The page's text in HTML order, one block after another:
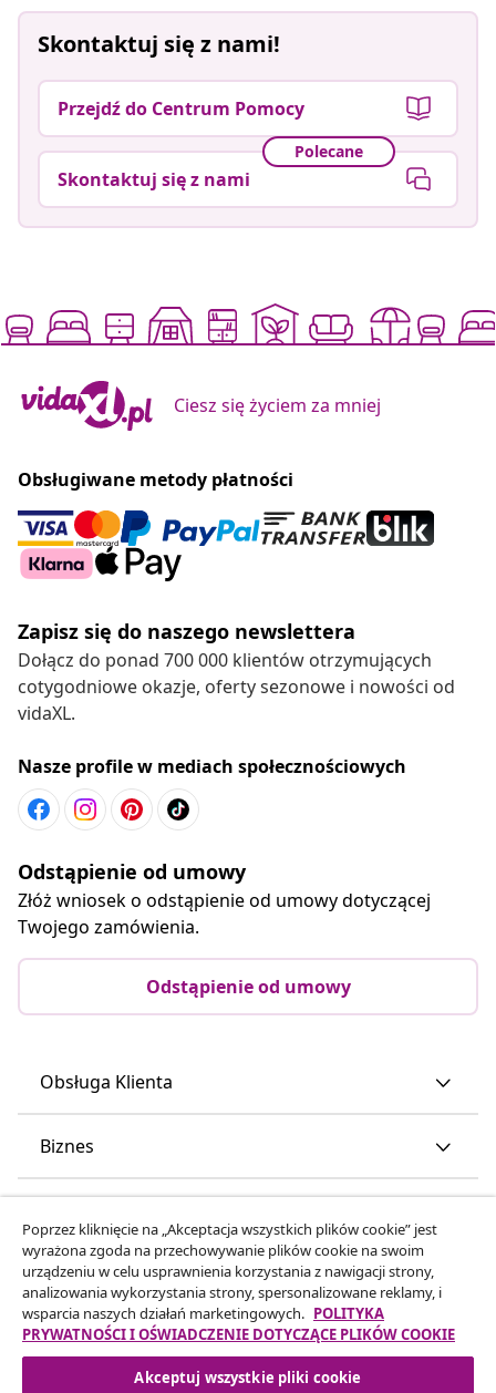
Skontaktuj się z nami!
Przejdź do Centrum Pomocy
Polecane
Skontaktuj się z nami
Ciesz się życiem za mniej
Obsługiwane metody płatności
Zapisz się do naszego newslettera
Dołącz do ponad 700 000 klientów otrzymujących
cotygodniowe okazje, oferty sezonowe i nowości od
vidaXL.
Nasze profile w mediach społecznościowych
Odstąpienie od umowy
Złóż wniosek o odstąpienie od umowy dotyczącej
Twojego zamówienia.
Odstąpienie od umowy
Obsługa Klienta
Biznes
Odkryj więcej
Poprzez kliknięcie na „Akceptacja wszystkich plików cookie” jest
wyrażona zgoda na przechowywanie plików cookie na swoim
urządzeniu w celu usprawnienia korzystania z nawigacji strony,
analizowania wykorzystania strony, spersonalizowane reklamy, i
wsparcia naszych działań marketingowych. POLITYKA
PRYWATNOŚCI I OŚWIADCZENIE DOTYCZĄCE PLIKÓW COOKIE
Akceptuj wszystkie pliki cookie